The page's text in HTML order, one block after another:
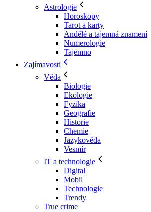
Astrologie
Horoskopy
Tarot a karty
Andělé a tajemná znamení
Numerologie
Tajemno
Zajímavosti
Věda
Biologie
Ekologie
Fyzika
Geografie
Historie
Chemie
Jazykověda
Vesmír
IT a technologie
Digital
Mobil
Technologie
Trendy
True crime